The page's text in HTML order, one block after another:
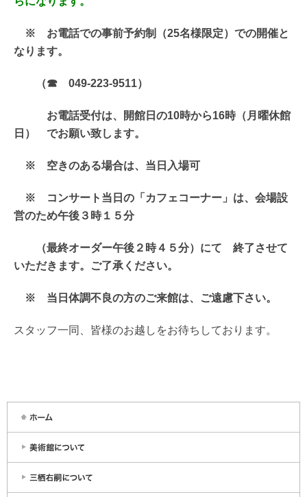
※ お電話での事前予約制（25名様限定）での開催と
なります。
（☎ 049-223-9511）
お電話受付は、開館日の10時から16時（月曜休館
日） でお願い致します。
※ 空きのある場合は、当日入場可
※ コンサート当日の「カフェコーナー」は、会場設
営のため午後３時１５分
（最終オーダー午後２時４５分）にて 終了させて
いただきます。ご了承ください。
※ 当日体調不良の方のご来館は、ご遠慮下さい。
スタッフ一同、皆様のお越しをお待ちしております。